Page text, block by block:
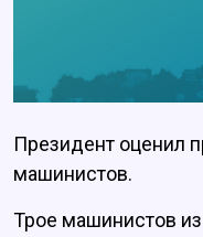
Президент оценил
машинистов.
Трое машинистов